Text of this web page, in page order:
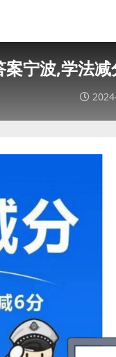
案宁波,学法